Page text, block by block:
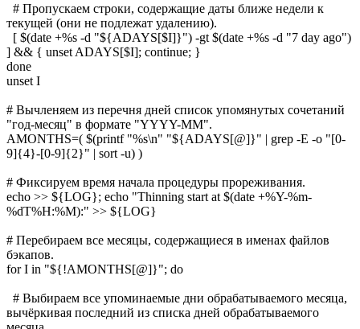
# Пропускаем строки, содержащие даты ближе недели к
текущей (они не подлежат удалению).
[ $(date +%s -d "${ADAYS[$I]}") -gt $(date +%s -d "7 day ago")
] && { unset ADAYS[$I]; continue; }
done
unset I
# Вычленяем из перечня дней список упомянутых сочетаний
"год-месяц" в формате "YYYY-MM".
AMONTHS=( $(printf "%s\n" "${ADAYS[@]}" | grep -E -o "[0-
9]{4}-[0-9]{2}" | sort -u) )
# Фиксируем время начала процедуры прореживания.
echo >> ${LOG}; echo "Thinning start at $(date +%Y-%m-
%dT%H:%M):" >> ${LOG}
# Перебираем все месяцы, содержащиеся в именах файлов
бэкапов.
for I in "${!AMONTHS[@]}"; do
# Выбираем все упоминаемые дни обрабатываемого месяца,
вычёркивая последний из списка дней обрабатываемого